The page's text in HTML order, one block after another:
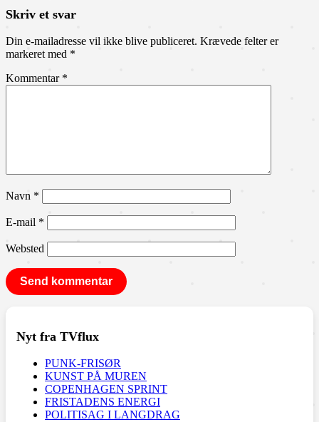
Skriv et svar
Din e-mailadresse vil ikke blive publiceret. Krævede felter er
markeret med *
Kommentar *
Navn *
E-mail *
Websted
Nyt fra TVflux
PUNK-FRISØR
KUNST PÅ MUREN
COPENHAGEN SPRINT
FRISTADENS ENERGI
POLITISAG I LANGDRAG